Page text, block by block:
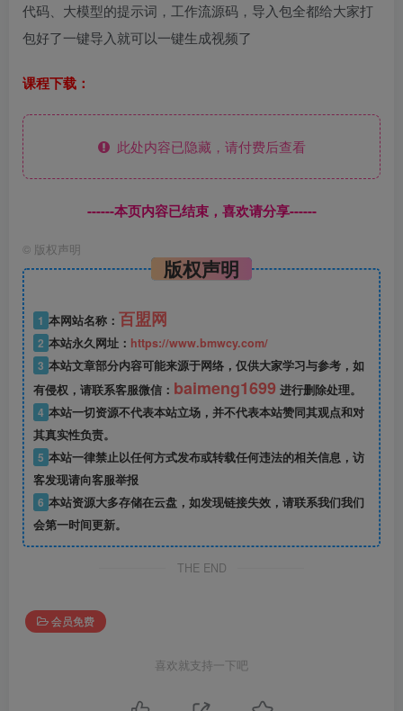
代码、大模型的提示词，工作流源码，导入包全都给大家打
包好了一键导入就可以一键生成视频了
课程下载：
此处内容已隐藏，请付费后查看
------本页内容已结束，喜欢请分享------
© 版权声明
版权声明
1 本网站名称： 百盟网
2 本站永久网址： https://www.bmwcy.com/
3 本站文章部分内容可能来源于网络，仅供大家学习与参考，如
有侵权，请联系客服微信： baimeng1699 进行删除处理。
4 本站一切资源不代表本站立场，并不代表本站赞同其观点和对
其真实性负责。
5 本站一律禁止以任何方式发布或转载任何违法的相关信息，访
客发现请向客服举报
6 本站资源大多存储在云盘，如发现链接失效，请联系我们我们
会第一时间更新。
THE END
会员免费
喜欢就支持一下吧